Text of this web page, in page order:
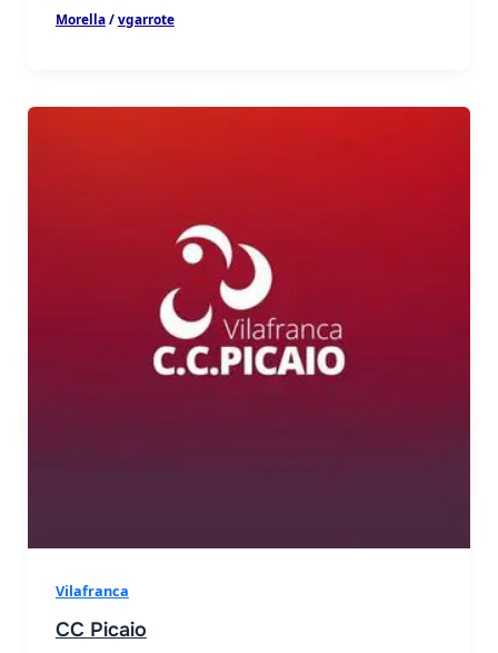
Morella/vgarrote
Vilafranca
CC Picaio